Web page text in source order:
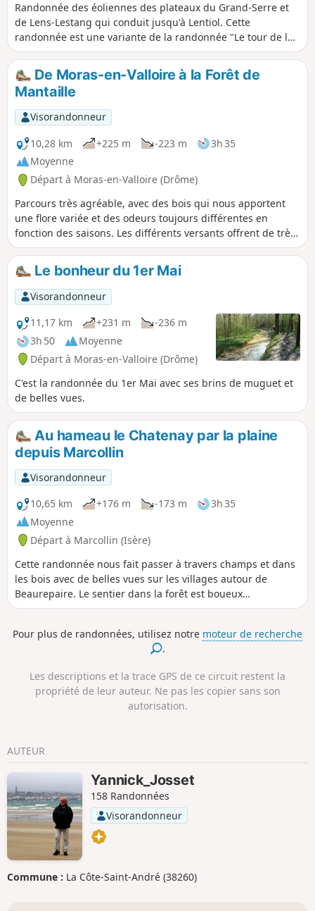
Randonnée des éoliennes des plateaux du Grand-Serre et
de Lens-Lestang qui conduit jusqu'à Lentiol. Cette
randonnée est une variante de la randonnée "Le tour de la
vallée du Regrimay à Lentiol". Elle est un peu plus longue et
va en bordure du village de Marcollin.
De Moras-en-Valloire à la Forêt de
Mantaille
Visorandonneur
10,28 km
+225 m -223 m
3h 35
Moyenne
Départ à Moras-en-Valloire (Drôme)
Parcours très agréable, avec des bois qui nous apportent
une flore variée et des odeurs toujours différentes en
fonction des saisons. Les différents versants offrent de très
belles vues. A TOUS LES RANDONNEURS (SES) QUI
PARCOURENT MES RANDONNEES vous pouvez mettre des
photos en indiquant l'emplacement sur le circuit.
Le bonheur du 1er Mai
Visorandonneur
11,17 km
+231 m
-236 m
3h 50
Moyenne
Départ à Moras-en-Valloire (Drôme)
C'est la randonnée du 1er Mai avec ses brins de muguet et
de belles vues.
Au hameau le Chatenay par la plaine
depuis Marcollin
Visorandonneur
10,65 km
+176 m -173 m
3h 35
Moyenne
Départ à Marcollin (Isère)
Cette randonnée nous fait passer à travers champs et dans
les bois avec de belles vues sur les villages autour de
Beaurepaire. Le sentier dans la forêt est boueux
particulièrement après de grosses pluies. A TOUS LES
vous pouvez mettre des photos en indiquant l'emplacement
Pour plus de randonnées, utilisez notre moteur de recherche
.
Les descriptions et la trace GPS de ce circuit restent la
propriété de leur auteur. Ne pas les copier sans son
autorisation.
AUTEUR
Yannick_Josset
158 Randonnées
Visorandonneur
Commune : La Côte-Saint-André (38260)